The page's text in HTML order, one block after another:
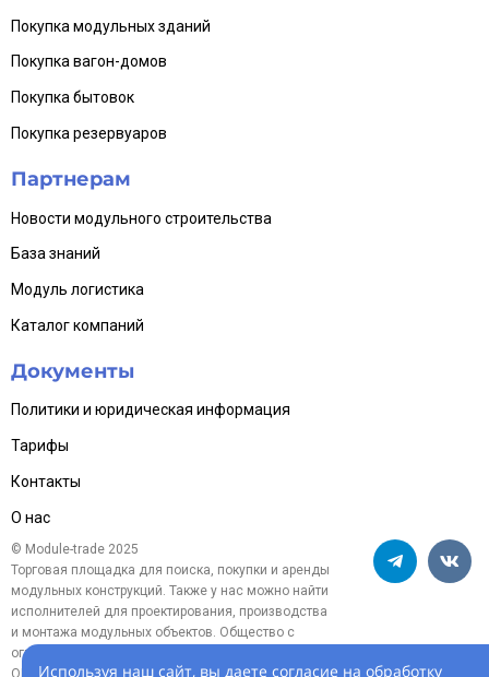
Используя наш сайт, вы даете согласие на обработку
Покупка модульных зданий
Покупка вагон-домов
Покупка бытовок
Покупка резервуаров
Партнерам
Новости модульного строительства
База знаний
Модуль логистика
Каталог компаний
Документы
Политики и юридическая информация
Тарифы
Контакты
О нас
© Module-trade 2025
Торговая площадка для поиска, покупки и аренды
модульных конструкций. Также у нас можно найти
исполнителей для проектирования, производства
и монтажа модульных объектов. Общество с
ограниченной ответственностью «Модуль-трейд»,
ОГРН 1254700005119